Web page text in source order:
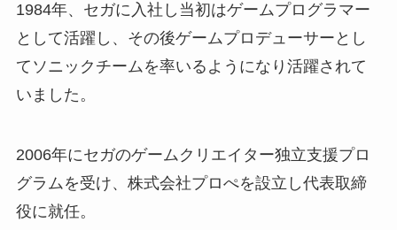
1984年、セガに入社し当初はゲームプログラマー
として活躍し、その後ゲームプロデューサーとし
てソニックチームを率いるようになり活躍されて
いました。
2006年にセガのゲームクリエイター独立支援プロ
グラムを受け、株式会社プロぺを設立し代表取締
役に就任。